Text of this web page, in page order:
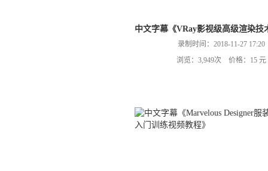
中文字幕《VRay影视级高级渲染技
录制时间：2018-11-27 17:20
浏览：3,949次 价格：15 元